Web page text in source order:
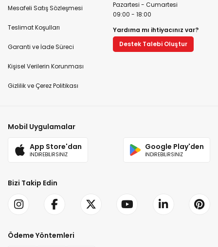
Mesafeli Satış Sözleşmesi
Teslimat Koşulları
Garanti ve İade Süreci
Kişisel Verilerin Korunması
Gizlilik ve Çerez Politikası
Pazartesi - Cumartesi
09:00 - 18:00
Yardıma mı ihtiyacınız var?
Destek Talebi Oluştur
Mobil Uygulamalar
App Store'dan
İNDİREBİLİRSİNİZ
Google Play'den
İNDİREBİLİRSİNİZ
Bizi Takip Edin
Ödeme Yöntemleri